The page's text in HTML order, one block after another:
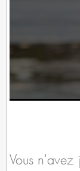
Vous n'avez